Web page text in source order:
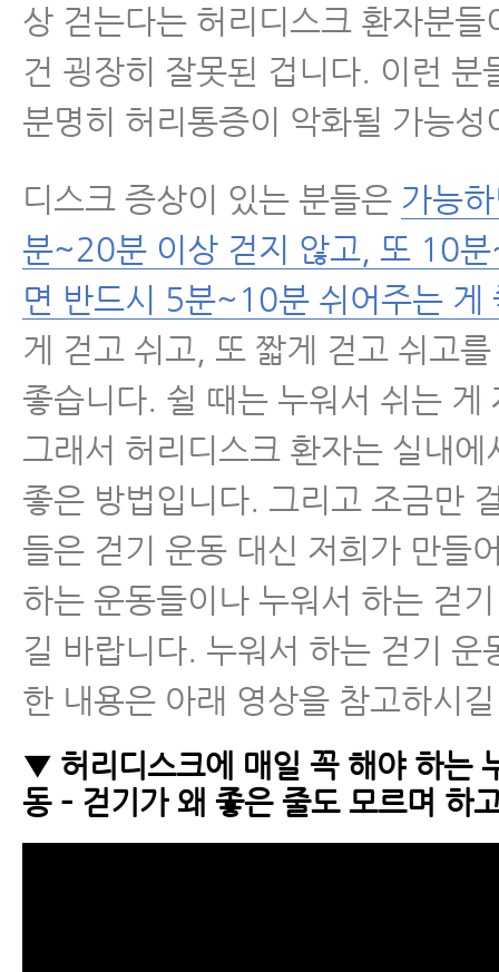
상 걷는다는 허리디스크 환자분들
건 굉장히 잘못된 겁니다. 이런 분
분명히 허리통증이 악화될 가능성
디스크 증상이 있는 분들은 가능
분~20분 이상 걷지 않고, 또 10
면 반드시 5분~10분 쉬어주는 게
게 걷고 쉬고, 또 짧게 걷고 쉬고
좋습니다. 쉴 때는 누워서 쉬는 게
그래서 허리디스크 환자는 실내에
좋은 방법입니다. 그리고 조금만
들은 걷기 운동 대신 저희가 만들
하는 운동들이나 누워서 하는 걷
길 바랍니다. 누워서 하는 걷기 운
한 내용은 아래 영상을 참고하시
▼ 허리디스크에 매일 꼭 해야 하는
동 – 걷기가 왜 좋은 줄도 모르며 하